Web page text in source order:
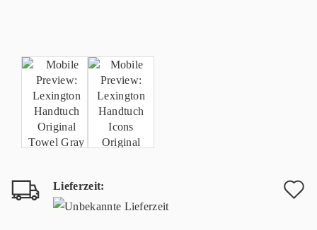
Lieferzeit: